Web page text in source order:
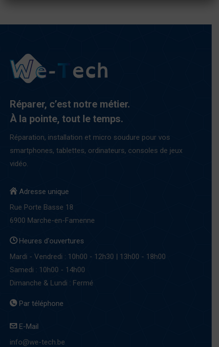
Réparer, c’est notre métier.
À la pointe, tout le temps.
Réparation, installation et micro soudure pour vos
smartphones, tablettes, ordinateurs, consoles de jeux
vidéo.
Adresse unique
Rue Porte Basse 18
6900 Marche-en-Famenne
Heures d'ouvertures
Mardi - Vendredi : 10h00 - 12h30 | 13h00 - 18h00
Samedi : 10h00 - 14h00
Dimanche & Lundi : Fermé
Par téléphone
E-Mail
info@we-tech.be